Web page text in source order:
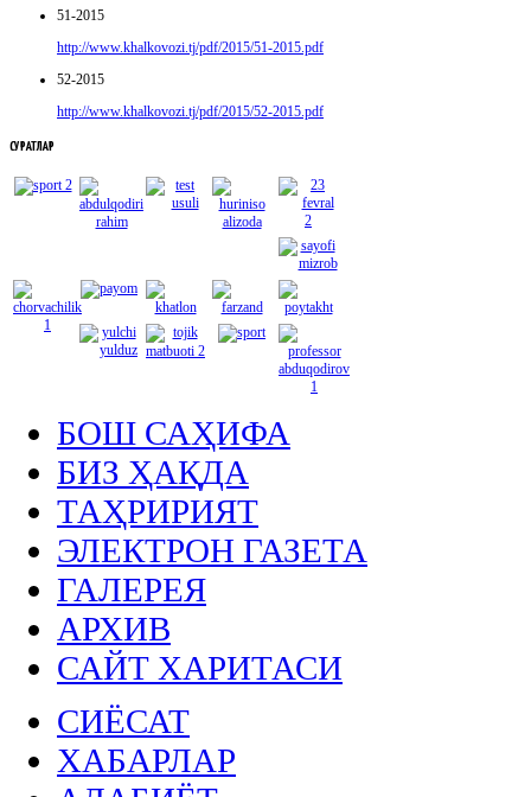
51-2015
http://www.khalkovozi.tj/pdf/2015/51-2015.pdf
52-2015
http://www.khalkovozi.tj/pdf/2015/52-2015.pdf
СУРАТЛАР
БОШ САҲИФА
БИЗ ҲАҚДА
ТАҲРИРИЯТ
ЭЛЕКТРОН ГАЗЕТА
ГАЛЕРЕЯ
АРХИВ
САЙТ ХАРИТАСИ
СИЁСАТ
ХАБАРЛАР